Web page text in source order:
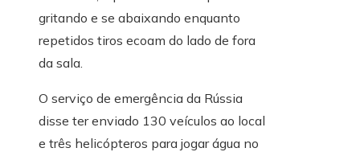
gritando e se abaixando enquanto
repetidos tiros ecoam do lado de fora
da sala.
O serviço de emergência da Rússia
disse ter enviado 130 veículos ao local
e três helicópteros para jogar água no